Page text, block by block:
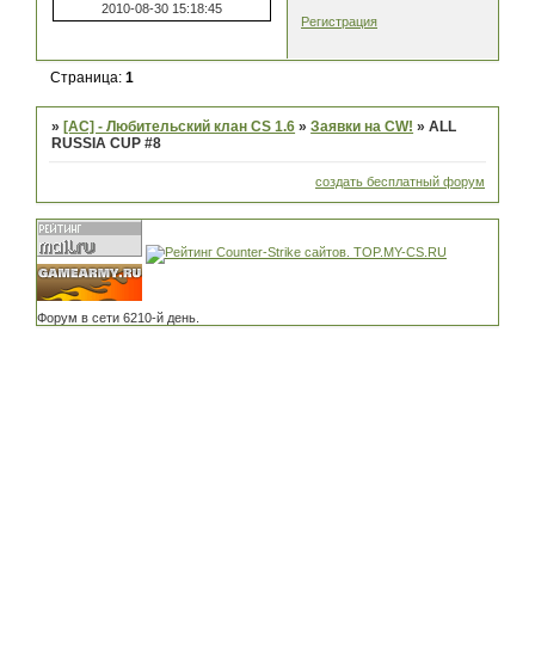
2010-08-30 15:18:45
Регистрация
Страница:1
» [AC] - Любительский клан CS 1.6 »Заявки на CW! »ALL
RUSSIA CUP #8
создать бесплатный форум
Форум в сети 6210-й день.